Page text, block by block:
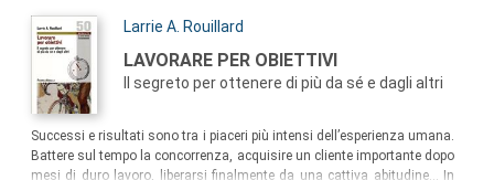
Autori:
Larrie A. Rouillard
Titolo:
LAVORARE PER OBIETTIVI
Il segreto per ottenere di più da sé e dagli altri
Sommario:
Successi e risultati sono tra i piaceri più intensi dell’esperienza umana.
Battere sul tempo la concorrenza, acquisire un cliente importante dopo
mesi di duro lavoro, liberarsi finalmente da una cattiva abitudine... In